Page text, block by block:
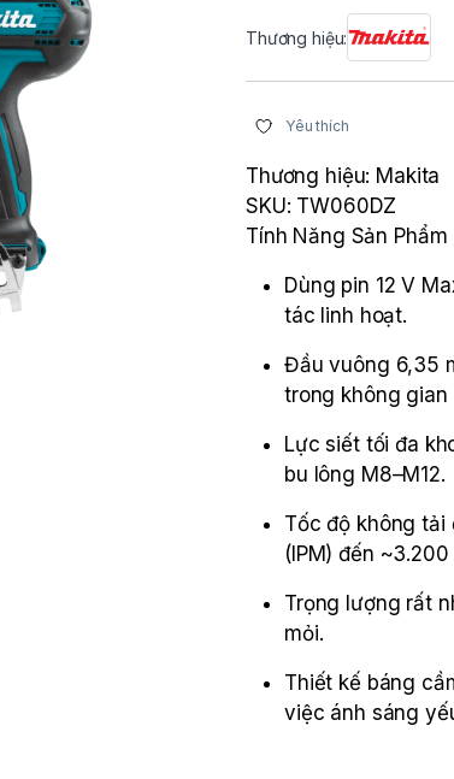
Thương hiệu:
Yêu thích
Thương hiệu: Makita
SKU: TW060DZ
Tính Năng Sản Phẩm
Dùng pin 12 V
tác linh hoạt.
Đầu vuông 6,35
trong không gian
Lực siết tối đa
bu lông M8–M12.
Tốc độ không tải
(IPM) đến
Trọng lượng rất
mỏi.
Thiết kế báng
việc ánh sáng